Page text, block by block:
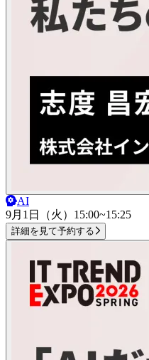
AI
9月1日（火） 15:00~15:25
詳細を見て予約する